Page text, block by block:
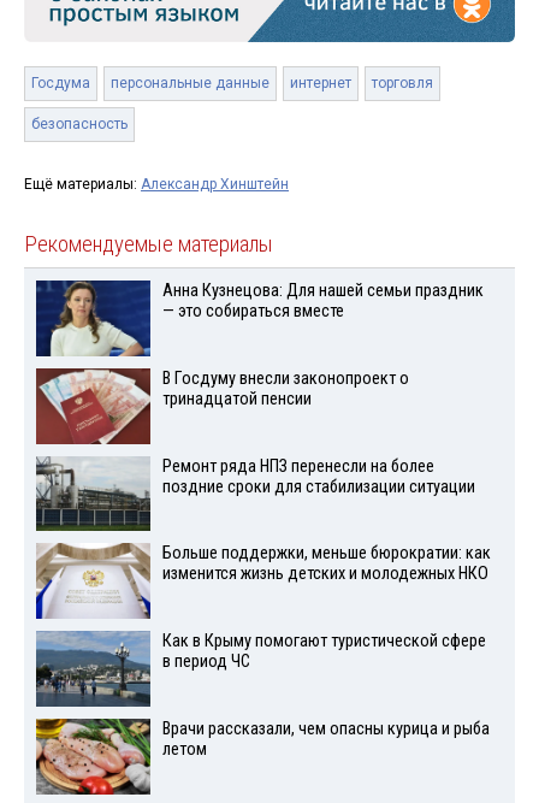
Госдума персональные данные интернет торговля
безопасность
Ещё материалы: Александр Хинштейн
Рекомендуемые материалы
Анна Кузнецова: Для нашей семьи праздник
— это собираться вместе
В Госдуму внесли законопроект о
тринадцатой пенсии
Ремонт ряда НПЗ перенесли на более
поздние сроки для стабилизации ситуации
Больше поддержки, меньше бюрократии: как
изменится жизнь детских и молодежных НКО
Как в Крыму помогают туристической сфере
в период ЧС
Врачи рассказали, чем опасны курица и рыба
летом